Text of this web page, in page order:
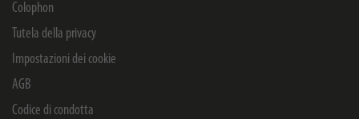
Colophon
Tutela della privacy
Impostazioni dei cookie
AGB
Codice di condotta